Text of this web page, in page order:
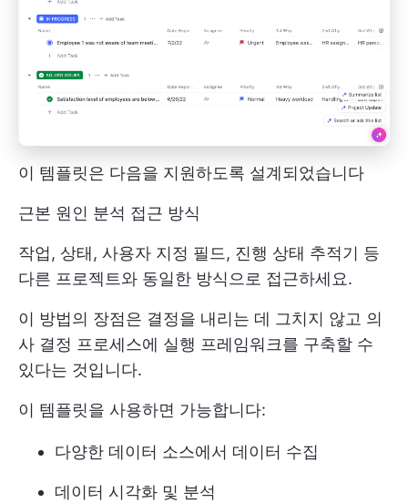
이 템플릿은 다음을 지원하도록 설계되었습니다
근본 원인 분석 접근 방식
작업, 상태, 사용자 지정 필드, 진행 상태 추적기 등
다른 프로젝트와 동일한 방식으로 접근하세요.
이 방법의 장점은 결정을 내리는 데 그치지 않고 의
사 결정 프로세스에 실행 프레임워크를 구축할 수
있다는 것입니다.
이 템플릿을 사용하면 가능합니다:
다양한 데이터 소스에서 데이터 수집
데이터 시각화 및 분석